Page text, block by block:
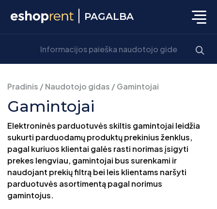
PAGALBA
Pradinis /Naudotojo gidas /Gamintojai
Gamintojai
Elektroninės parduotuvės skiltis gamintojai leidžia
sukurti parduodamų produktų prekinius ženklus,
pagal kuriuos klientai galės rasti norimas įsigyti
prekes lengviau, gamintojai bus surenkami ir
naudojant prekių filtrą bei leis klientams naršyti
parduotuvės asortimentą pagal norimus
gamintojus.